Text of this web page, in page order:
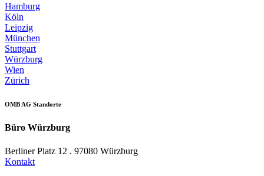
Hamburg
Köln
Leipzig
München
Stuttgart
Würzburg
Wien
Zürich
OMB AG Standorte
Büro Würzburg
Berliner Platz 12 . 97080 Würzburg
Kontakt